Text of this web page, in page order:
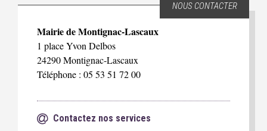
NOUS CONTACTER
Mairie de Montignac-Lascaux
1 place Yvon Delbos
24290 Montignac-Lascaux
Téléphone : 05 53 51 72 00
Contactez nos services